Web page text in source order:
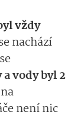
vždy
nachází
vody byl 2
není nic